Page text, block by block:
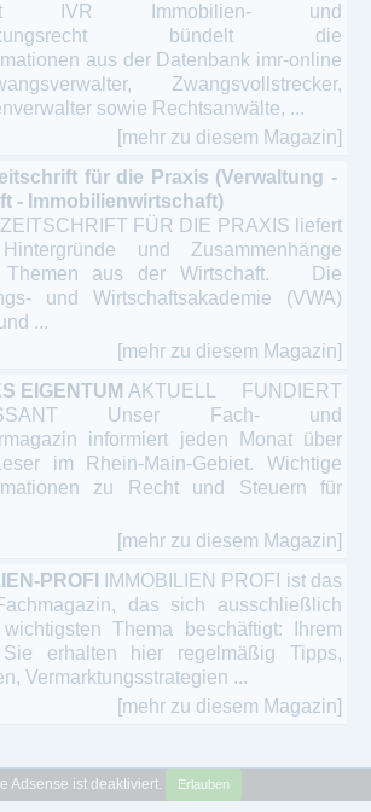
IVR Immobilien- und
bündelt die
aus der Datenbank imr-online
Zwangsvollstrecker,
sowie Rechtsanwälte, ...
[mehr zu diesem Magazin]
für die Praxis (Verwaltung -
- Immobilienwirtschaft)
ZEITSCHRIFT FÜR DIE PRAXIS liefert
und Zusammenhänge
Themen aus der Wirtschaft. Die
und Wirtschaftsakademie (VWA)
...
[mehr zu diesem Magazin]
EIGENTUM AKTUELL FUNDIERT
Unser Fach- und
informiert jeden Monat über
im Rhein-Main-Gebiet. Wichtige
zu Recht und Steuern für
[mehr zu diesem Magazin]
PROFI
IMMOBILIEN PROFI ist das
das sich ausschließlich
Thema beschäftigt: Ihrem
Sie erhalten hier regelmäßig Tipps,
Vermarktungsstrategien ...
[mehr zu diesem Magazin]
Adsense ist deaktiviert. Erlauben